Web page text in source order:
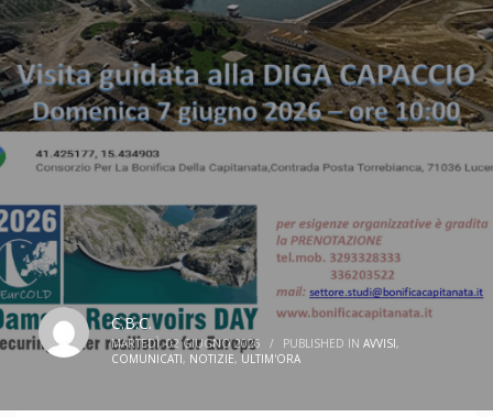
C.B.C.
MARTEDÌ, 02 GIUGNO 2026 / PUBLISHED IN AVVISI,
COMUNICATI, NOTIZIE,ULTIM'ORA